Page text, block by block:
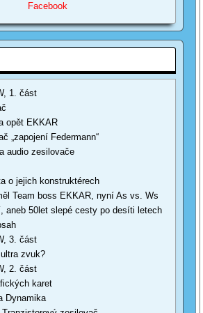
Facebook
1. část
opět EKKAR
„zapojení Federmann“
audio zesilovače
o jejich konstruktérech
Team boss EKKAR, nyní As vs. Ws
aneb 50let slepé cesty po desíti letech
3. část
zvuk?
2. část
karet
Dynamika